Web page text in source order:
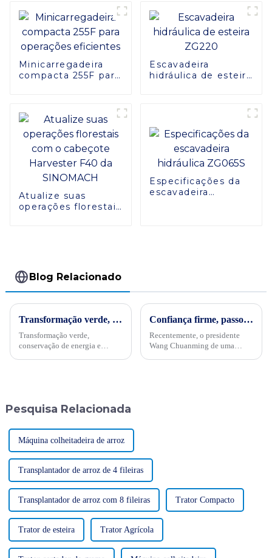
Minicarregadeira
compacta 255F para
Escavadeira
hidráulica de esteira
Atualize suas
operações florestais
Especificações da
escavadeira
Blog Relacionado
Transformação verde, conservação de energia e trabalho árduoPor ocasião da “34ª Semana Publicitária de Conservação de Energia” nacional de 2024, no dia 15 de maio, empresas internacionais realizaram projetos de energia
Transformação verde,
conservação de energia e
Confiança firme, passo a passo: Wang Chuanming, presidente de empresa internacional, realiza visitas de pesquisa à Argentina e ao Equador
Recentemente, o presidente
Wang Chuanming de uma
Pesquisa Relacionada
Máquina colheitadeira de arroz
Transplantador de arroz de 4 fileiras
Transplantador de arroz com 8 fileiras Trator Compacto
Trator de esteira Trator Agrícola